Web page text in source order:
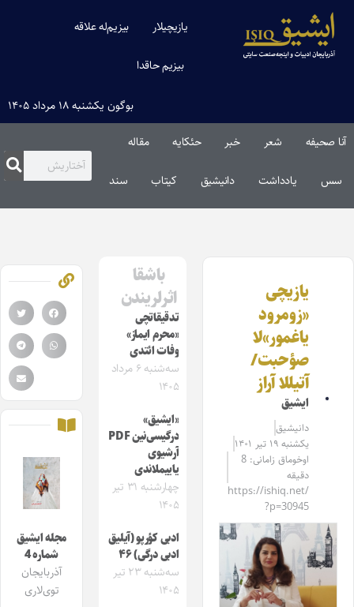
یازیچیلار بیزیم‌له علاقه
بیزیم حاقدا
بوگون یکشنبه ۱۸ مرداد ۱۴۰۵
آنا صحیفه شعر خبر حئکایه مقاله‌
سس یادداشت دانیشیق کیتاب سند
یازیچی
«زومرود
یاغمور»لا
صؤحبت/
آتیللا آراز
ایشیق
دانیشیق
یکشنبه ۱۹ تیر ۱۴۰۱
اوخوماق زامانی: 8
دقیقه
https://ishiq.net/
?p=30945
باشقا
اثرلریندن
تدقیقاتچی
«محرم ایماز»
وفات ائتدی
سه‌شنبه ۶ مرداد
۱۴۰۵
«ایشیق»
درگیسی‌نین PDF
آرشیوی
یاییملاندی
چهارشنبه ۳۱ تیر
۱۴۰۵
ادبی کؤرپو (آیلیق
ادبی درگی) ۴۶
سه‌شنبه ۲۳ تیر
۱۴۰۵
مجله ایشیق
شماره 4
آذربایجان
توی‌لاری